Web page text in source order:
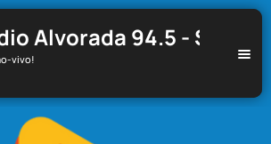
Alvorada 94.5 - Santa
vivo!